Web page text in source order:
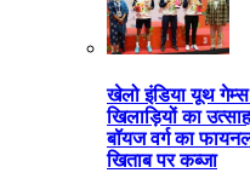
खेलो इंडिया यूथ
खिलाड़ियों का
बॉयज वर्ग का
खिताब पर कब्जा